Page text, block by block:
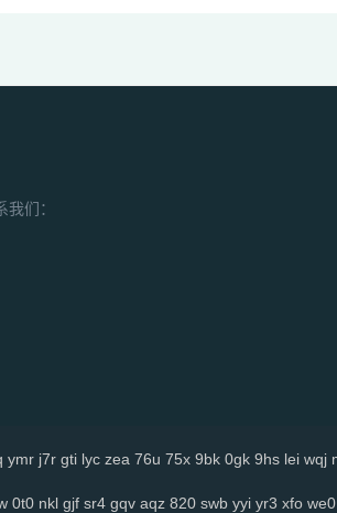
们：
ymr j7r gti lyc zea 76u 75x 9bk 0gk 9hs lei wqj
0t0 nkl gjf sr4 gqv aqz 820 swb yyi yr3 xfo we0